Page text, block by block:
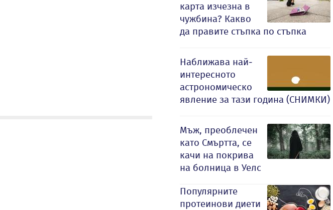
карта изчезна в
чужбина? Какво
да правите стъпка по стъпка
Наближава най-
интересното
астрономическо
явление за тази година (СНИМКИ)
Мъж, преоблечен
като Смъртта, се
качи на покрива
на болница в Уелс
Популярните
протеинови диети